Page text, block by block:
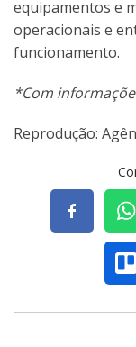
equipamentos e
operacionais e
funcionamento.
*Com
Reprodução: